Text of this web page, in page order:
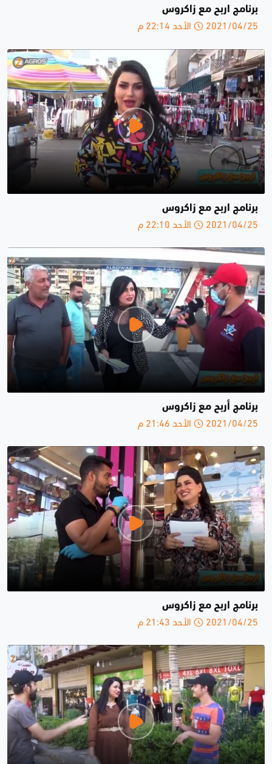
برنامج اربح مع زاكروس
2021/04/25 الأحد 22:14 م
برنامج اربح مع زاكروس
2021/04/25 الأحد 22:10 م
برنامج أربح مع زاكروس
2021/04/25 الأحد 21:46 م
برنامج اربح مع زاكروس
2021/04/25 الأحد 21:43 م